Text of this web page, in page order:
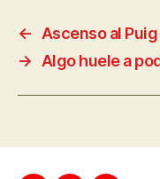
←
Ascenso al
→
Algo huele a